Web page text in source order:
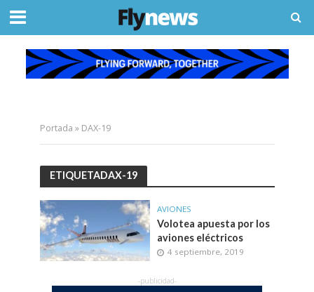
Portada » DAX-19
ETIQUETADAX-19
AVIONES
Volotea apuesta por los
aviones eléctricos
4 septiembre, 2019